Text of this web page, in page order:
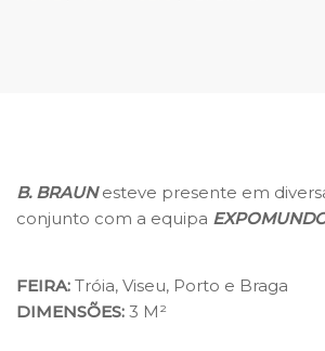
B. BRAUNesteve presente em
conjunto com a equipa
FEIRA: Tróia, Viseu, Porto e Braga
DIMENSÕES: 3 M²